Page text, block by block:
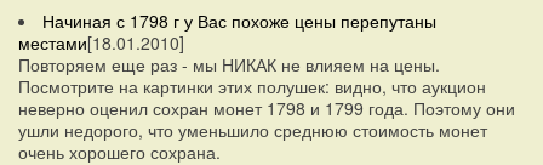
Начиная с 1798 г у Вас похоже цены перепутаны
местами[18.01.2010]
Повторяем еще раз - мы НИКАК не влияем на цены.
Посмотрите на картинки этих полушек: видно, что аукцион
неверно оценил сохран монет 1798 и 1799 года. Поэтому они
ушли недорого, что уменьшило среднюю стоимость монет
очень хорошего сохрана.